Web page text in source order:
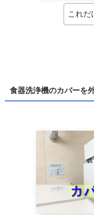
これだ
食器洗浄機のカバーを